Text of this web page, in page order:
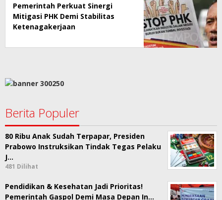
Pemerintah Perkuat Sinergi
Mitigasi PHK Demi Stabilitas
Ketenagakerjaan
Berita Populer
80 Ribu Anak Sudah Terpapar, Presiden
Prabowo Instruksikan Tindak Tegas Pelaku
J…
481 Dilihat
Pendidikan & Kesehatan Jadi Prioritas!
Pemerintah Gaspol Demi Masa Depan In…